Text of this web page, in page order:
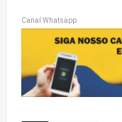
Canal Whatsapp